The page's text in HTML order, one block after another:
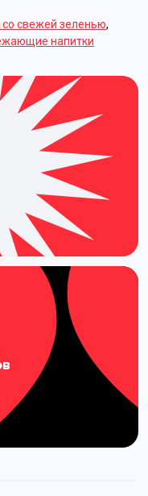
со свежей зеленью,
напитки